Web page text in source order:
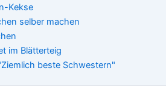
Kekse
selber machen
im Blätterteig
beste Schwestern"